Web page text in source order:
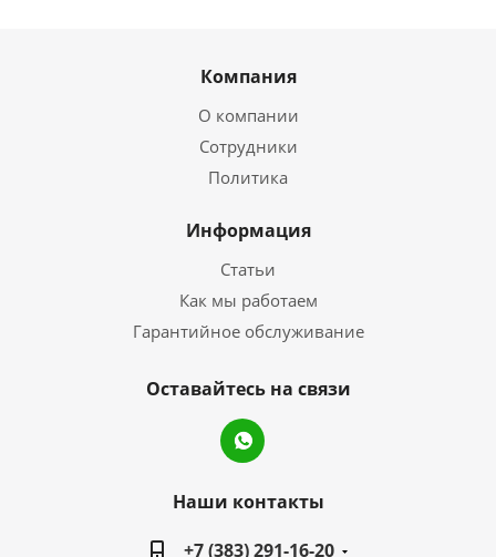
Компания
О компании
Сотрудники
Политика
Информация
Статьи
Как мы работаем
Гарантийное обслуживание
Оставайтесь на связи
Наши контакты
+7 (383) 291-16-20